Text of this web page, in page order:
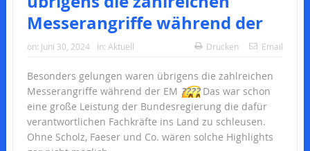
Messerangriffe während der
on: Juni 30, 2024 In: Aktuell Drucken Email
Besonders gelungen waren übrigens die zahlreichen
Messerangriffe während der EM ????Das war schon
eine große Leistung der Bundesregierung die dafür
verantwortlichen Fachkräfte ins Land zu schleusen.
Ohne Scholz, Faeser und Co. wären solche Highlights